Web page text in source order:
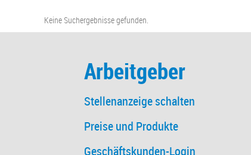
Keine Suchergebnisse gefunden.
Arbeitgeber
Stellenanzeige schalten
Preise und Produkte
Geschäftskunden-Login